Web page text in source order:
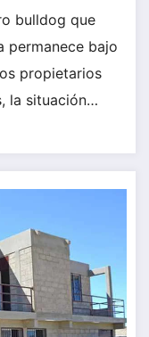
bulldog que
permanece bajo
propietarios
la situación…